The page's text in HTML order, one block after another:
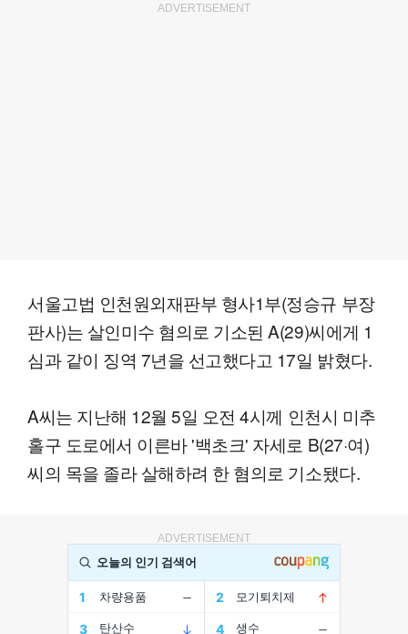
ADVERTISEMENT
서울고법 인천원외재판부 형사1부(정승규 부장
판사)는 살인미수 혐의로 기소된 A(29)씨에게 1
심과 같이 징역 7년을 선고했다고 17일 밝혔다.
A씨는 지난해 12월 5일 오전 4시께 인천시 미추
홀구 도로에서 이른바 '백초크' 자세로 B(27·여)
씨의 목을 졸라 살해하려 한 혐의로 기소됐다.
ADVERTISEMENT